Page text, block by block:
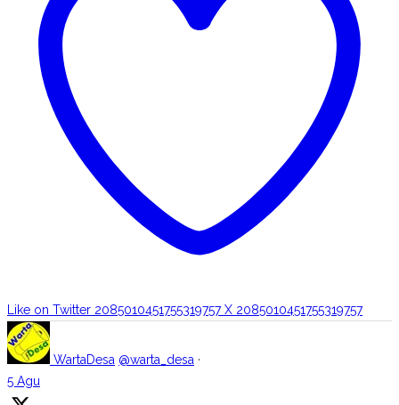
Like on Twitter 2085010451755319757 X 2085010451755319757
WartaDesa @warta_desa ·
5 Agu